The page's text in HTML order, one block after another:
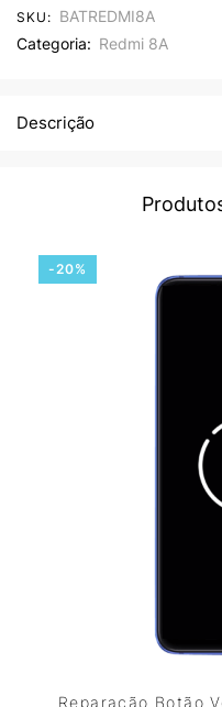
SKU: BATREDMI8A
Categoria: Redmi 8A
Descrição
-20%
Reparação Botão